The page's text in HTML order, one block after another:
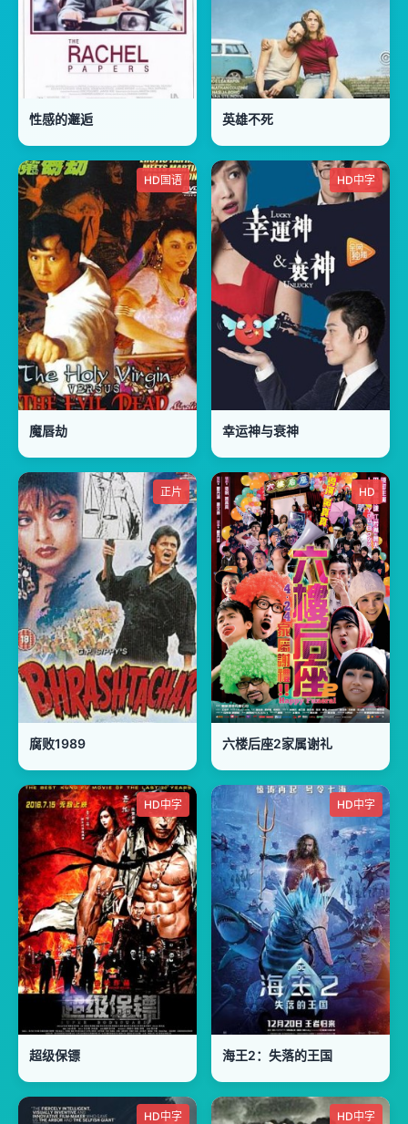
性感的邂逅 英雄不死
HD国语
魔唇劫
HD中字
幸运神与衰神
正片
腐败1989
HD
六楼后座2家属谢礼
HD中字
超级保镖
HD中字
海王2：失落的王国
HD中字 HD中字